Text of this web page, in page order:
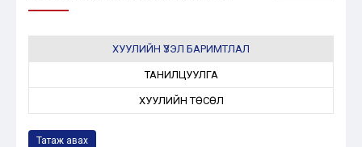
ХУУЛИЙН ҮЗЭЛ БАРИМТЛАЛ
ТАНИЛЦУУЛГА
ХУУЛИЙН ТӨСӨЛ
Татаж авах